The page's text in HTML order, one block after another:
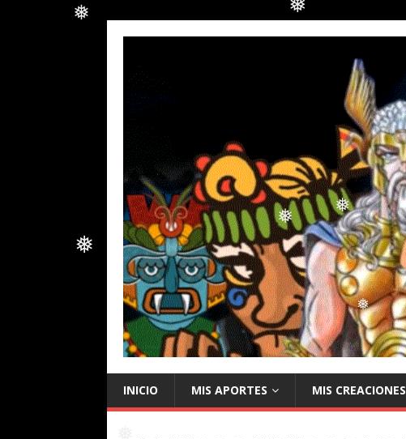
❅
❅
INICIO MIS APORTES MIS CREACIONES